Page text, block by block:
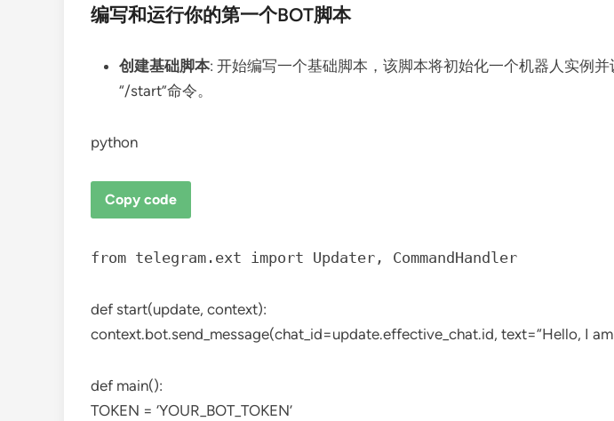
编写和运行你的第一个BOT脚本
创建基础脚本: 开始编写一个基础脚本，该脚本将初始化一个机器人实例
“/start”命令。
python
Copy code
from telegram.ext import Updater, CommandHandler
def start(update, context):
context.bot.send_message(chat_id=update.effective_chat.id, text=“Hello, I
def main():
TOKEN = ‘YOUR_BOT_TOKEN’